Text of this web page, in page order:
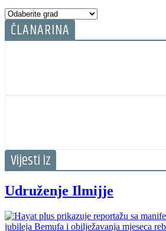
ČLANARINA
Vijesti iz
Udruženje Ilmijje